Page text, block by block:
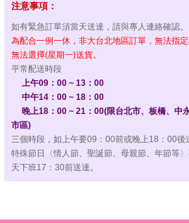
注意事項：
如有緊急訂單須當天送達，請與專人連絡確認。
為配合一例一休，非大台北地區訂單，無法指
無法選擇(星期一)送貨。
平常配送時段
上午09：00 ~ 13：00
中午14：00 ~ 18：00
晚上18：00 ~ 21：00(限台北市、板橋、中
市區)
三個時段，如上午要09：00前或晚上18：00後
特殊節日〈情人節、聖誕節、母親節、年節等
天下班17：30前送達。